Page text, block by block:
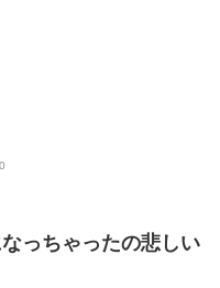
っちゃったの悲しい